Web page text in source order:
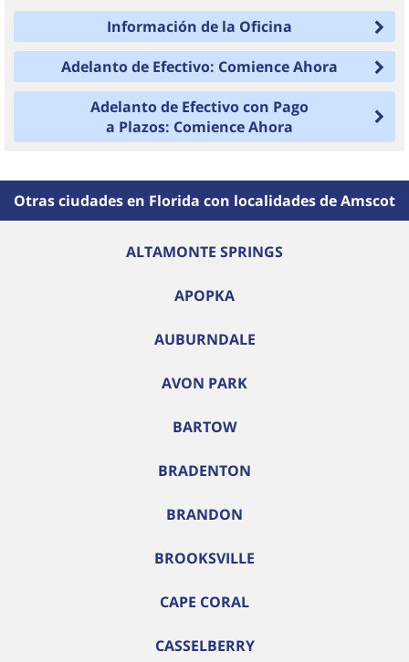
Información de la Oficina
Adelanto de Efectivo: Comience Ahora
Adelanto de Efectivo con Pago
a Plazos: Comience Ahora
Otras ciudades en Florida con localidades de Amscot
ALTAMONTE SPRINGS
APOPKA
AUBURNDALE
AVON PARK
BARTOW
BRADENTON
BRANDON
BROOKSVILLE
CAPE CORAL
CASSELBERRY